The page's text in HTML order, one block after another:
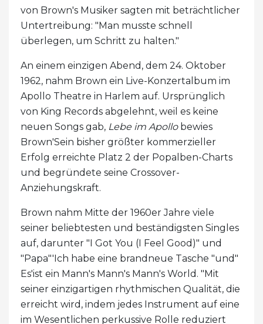
von Brown's Musiker sagten mit beträchtlicher
Untertreibung: "Man musste schnell
überlegen, um Schritt zu halten."
An einem einzigen Abend, dem 24. Oktober
1962, nahm Brown ein Live-Konzertalbum im
Apollo Theatre in Harlem auf. Ursprünglich
von King Records abgelehnt, weil es keine
neuen Songs gab, Lebe im Apollobewies
Brown'Sein bisher größter kommerzieller
Erfolg erreichte Platz 2 der Popalben-Charts
und begründete seine Crossover-
Anziehungskraft.
Brown nahm Mitte der 1960er Jahre viele
seiner beliebtesten und beständigsten Singles
auf, darunter "I Got You (I Feel Good)" und
"Papa"'Ich habe eine brandneue Tasche "und"
Es'ist ein Mann's Mann's Mann's World. "Mit
seiner einzigartigen rhythmischen Qualität, die
erreicht wird, indem jedes Instrument auf eine
im Wesentlichen perkussive Rolle reduziert